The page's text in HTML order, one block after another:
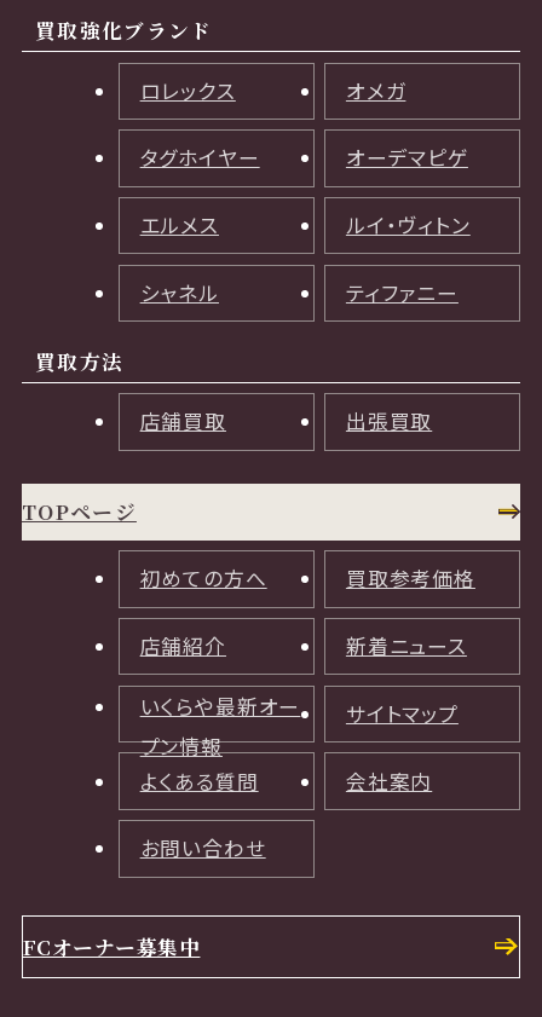
買取強化ブランド
ロレックス オメガ
タグホイヤー オーデマピゲ
エルメス ルイ・ヴィトン
シャネル ティファニー
買取方法
店舗買取 出張買取
TOPページ
初めての方へ 買取参考価格
店舗紹介 新着ニュース
いくらや最新オー
プン情報
サイトマップ
よくある質問 会社案内
お問い合わせ
FCオーナー募集中